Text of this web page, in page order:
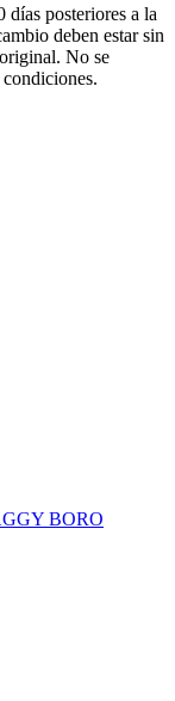
días posteriores a la
deben estar sin
No se